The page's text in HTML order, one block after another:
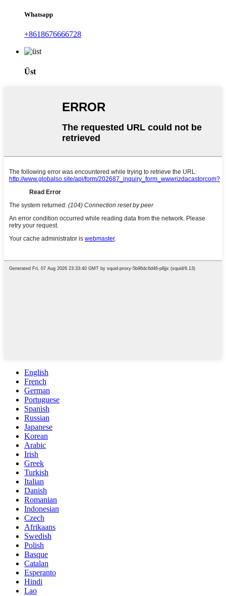
Whatsapp
+8618676666728
Üst
English
French
German
Portuguese
Spanish
Russian
Japanese
Korean
Arabic
Irish
Greek
Turkish
Italian
Danish
Romanian
Indonesian
Czech
Afrikaans
Swedish
Polish
Basque
Catalan
Esperanto
Hindi
Lao